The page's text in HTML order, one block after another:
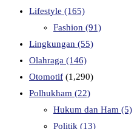
Lifestyle (165)
Fashion (91)
Lingkungan (55)
Olahraga (146)
Otomotif (1,290)
Polhukham (22)
Hukum dan Ham (5)
Politik (13)